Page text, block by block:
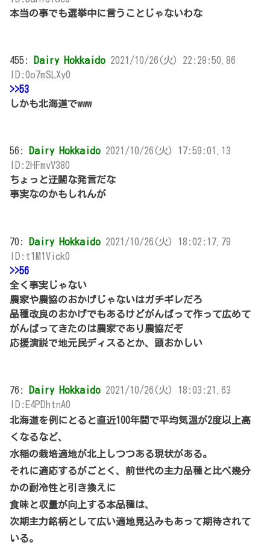
本当の事でも選挙中に言うことじゃないわな
455: Dairy Hokkaido 2021/10/26(火) 22:29:50.86
ID:0o7mSLXy0
>>53
しかも北海道でwww
56: Dairy Hokkaido 2021/10/26(火) 17:59:01.13
ID:2HFmvV380
ちょっと迂闊な発言だな
事実なのかもしれんが
70: Dairy Hokkaido 2021/10/26(火) 18:02:17.79
ID:t1M1Vick0
>>56
全く事実じゃない
農家や農協のおかげじゃないはガチギレだろ
品種改良のおかげでもあるけどがんばって作って広めて
がんばってきたのは農家であり農協だぞ
応援演説で地元民ディスるとか、頭おかしい
76: Dairy Hokkaido 2021/10/26(火) 18:03:21.63
ID:E4PDhtnA0
北海道を例にとると直近100年間で平均気温が2度以上高
くなるなど、
水稲の栽培適地が北上しつつある現状がある。
それに適応するがごとく、前世代の主力品種と比べ幾分
かの耐冷性と引き換えに
食味と収量が向上する本品種は、
次期主力銘柄として広い適地見込みもあって期待されて
いる。